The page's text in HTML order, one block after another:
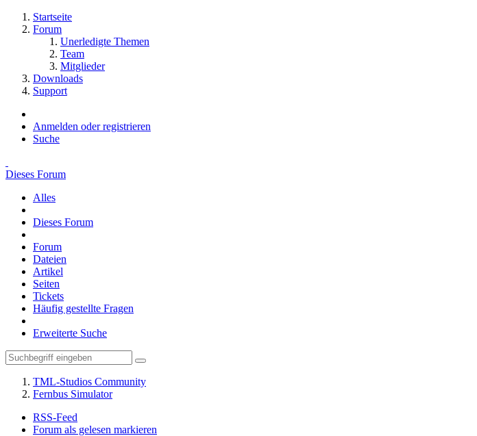
Startseite
Forum
Unerledigte Themen
Team
Mitglieder
Downloads
Support
Anmelden oder registrieren
Suche
Dieses Forum
Alles
Dieses Forum
Forum
Dateien
Artikel
Seiten
Tickets
Häufig gestellte Fragen
Erweiterte Suche
TML-Studios Community
Fernbus Simulator
RSS-Feed
Forum als gelesen markieren